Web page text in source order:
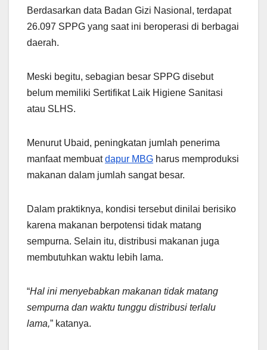
Berdasarkan data Badan Gizi Nasional, terdapat
26.097 SPPG yang saat ini beroperasi di berbagai
daerah.
Meski begitu, sebagian besar SPPG disebut
belum memiliki Sertifikat Laik Higiene Sanitasi
atau SLHS.
Menurut Ubaid, peningkatan jumlah penerima
manfaat membuatdapur MBG harus memproduksi
makanan dalam jumlah sangat besar.
Dalam praktiknya, kondisi tersebut dinilai berisiko
karena makanan berpotensi tidak matang
sempurna. Selain itu, distribusi makanan juga
membutuhkan waktu lebih lama.
“Hal ini menyebabkan makanan tidak matang
sempurna dan waktu tunggu distribusi terlalu
lama,” katanya.